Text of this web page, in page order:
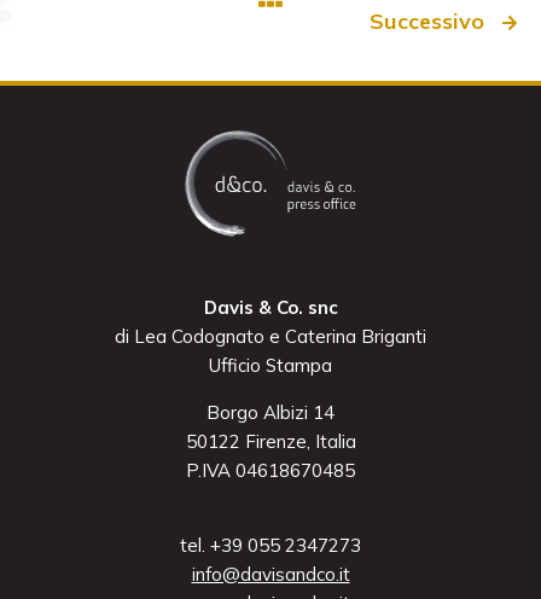
Successivo
Davis & Co. snc
di Lea Codognato e Caterina Briganti
Ufficio Stampa
Borgo Albizi 14
50122 Firenze, Italia
P.IVA 04618670485
tel. +39 055 2347273
info@davisandco.it